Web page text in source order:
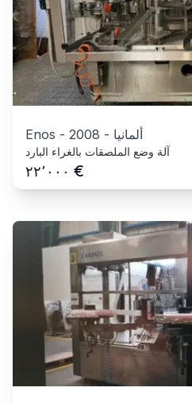
Enos - 2008 - ألمانيا
آلة وضع الملصقات بالغراء البارد
٢٢٬٠٠٠ €